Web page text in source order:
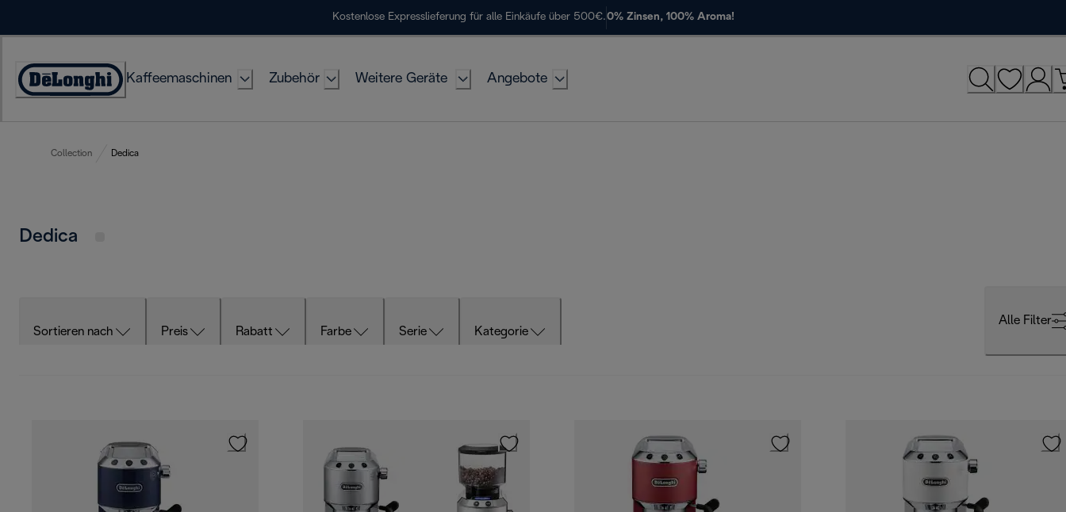
Kostenlose Expresslieferung für alle Einkäufe über 500€.0% Zinsen, 100% Aroma!
Erklärung
Kaffeemaschinen Zubehör Weitere Geräte Angebote
Collection Dedica
Dedica
Sortieren nach Preis Rabatt Farbe Serie Kategorie
Alle Filter